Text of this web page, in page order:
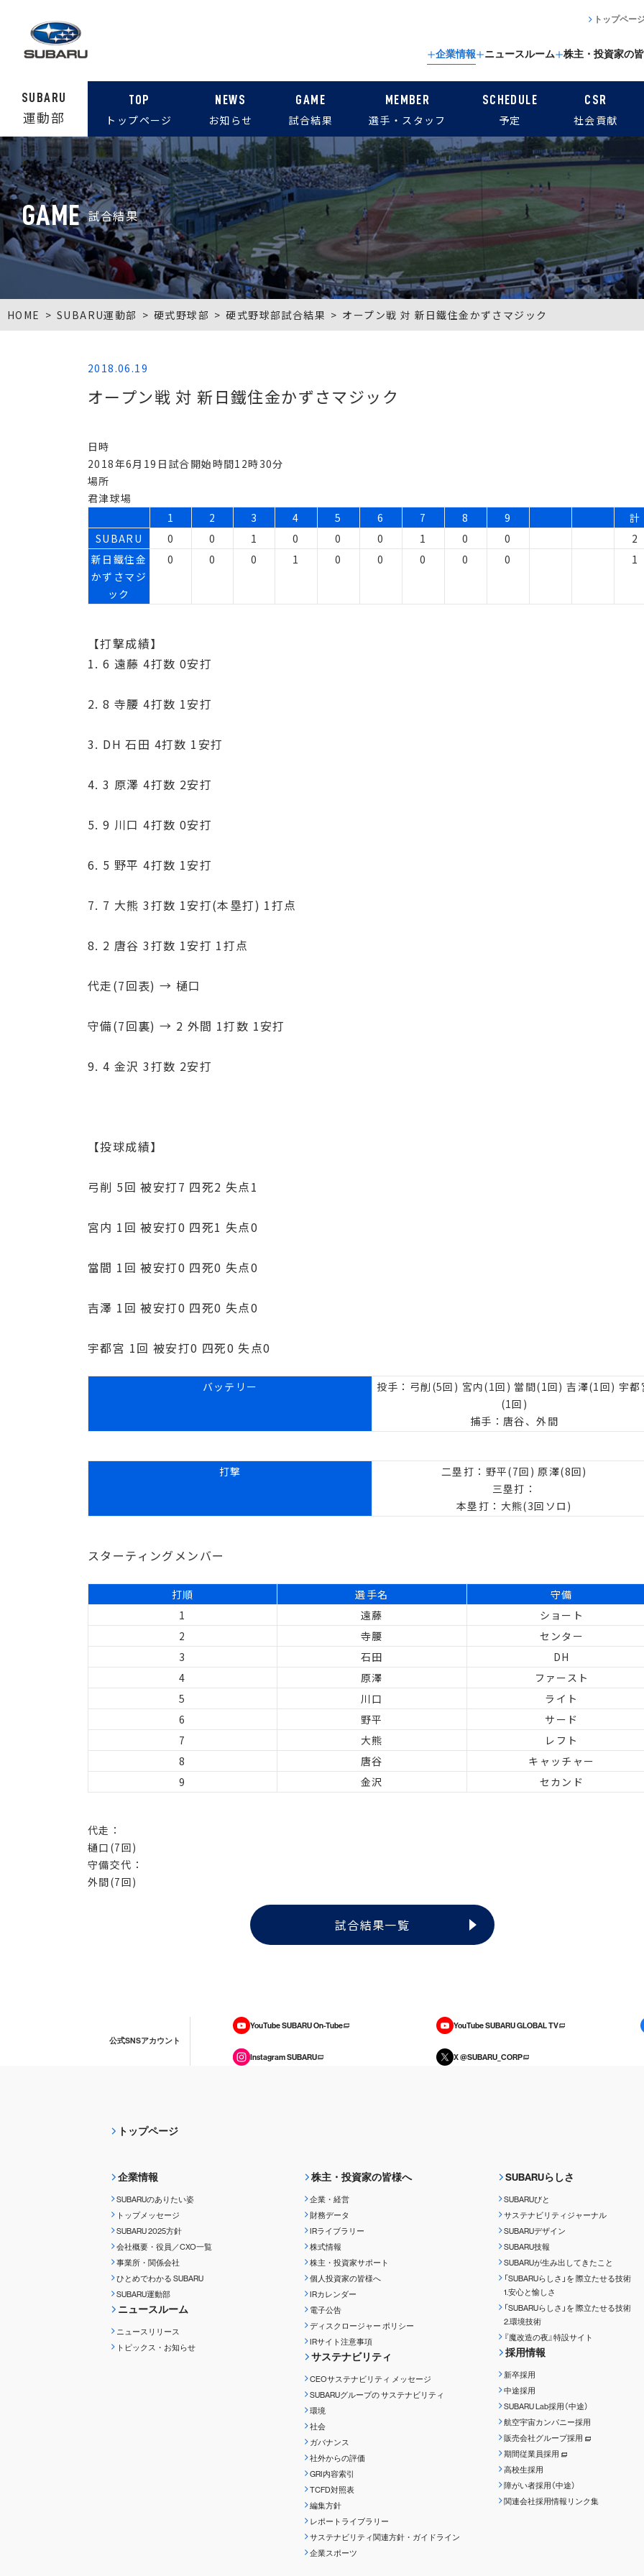
企業情報 ニュースルーム 株主・投資家の
トップペー
SUBARU
運動部
TOP
トップページ
NEWS
お知らせ
GAME
試合結果
MEMBER
選手・スタッフ
SCHEDULE
予定
CSR
社会貢献
GAME 試合結果
HOME SUBARU運動部 硬式野球部 硬式野球部試合結果 オープン戦 対 新日鐵住金かずさマジック
2018.06.19
オープン戦 対 新日鐵住金かずさマジック
日時
2018年6月19日試合開始時間12時30分
場所
君津球場
1
2 3 4 5 6 7 8 9
計
SUBARU
0 0 1 0 0 0 1 0 0
2
新日鐵住金
かずさマジ
ック
0 0 0 1 0 0 0 0 0 1
【打撃成績】
1. 6 遠藤 4打数 0安打
2. 8 寺腰 4打数 1安打
3. DH 石田 4打数 1安打
4. 3 原澤 4打数 2安打
5. 9 川口 4打数 0安打
6. 5 野平 4打数 1安打
7. 7 大熊 3打数 1安打(本塁打) 1打点
8. 2 唐谷 3打数 1安打 1打点
代走(7回表) → 樋口
守備(7回裏) → 2 外間 1打数 1安打
9. 4 金沢 3打数 2安打
【投球成績】
弓削 5回 被安打7 四死2 失点1
宮内 1回 被安打0 四死1 失点0
當間 1回 被安打0 四死0 失点0
吉澤 1回 被安打0 四死0 失点0
宇都宮 1回 被安打0 四死0 失点0
バッテリー
投手：弓削(5回) 宮内(1回) 當間(1回) 吉澤(1回) 宇都
(1回)
捕手：唐谷、外間
打撃
二塁打：野平(7回) 原澤(8回)
三塁打：
本塁打：大熊(3回ソロ)
スターティングメンバー
打順 選手名
守備
1
遠藤
ショート
2
寺腰
センター
3
石田
DH
4
原澤
ファースト
5
川口
ライト
6
野平
サード
7
大熊
レフト
8
唐谷
キャッチャー
9
金沢 セカンド
代走：
樋口(7回)
守備交代：
外間(7回)
試合結果一覧
公式SNSアカウント
YouTube SUBARU On-Tube YouTube SUBARU GLOBAL TV
Instagram SUBARU X @SUBARU_CORP
トップページ
企業情報
SUBARUのありたい姿
トップメッセージ
SUBARU 2025方針
会社概要・役員／CXO一覧
事業所・関係会社
ひとめでわかる SUBARU
SUBARU運動部
ニュースルーム
ニュースリリース
トピックス・お知らせ
株主・投資家の皆様へ
企業・経営
財務データ
IRライブラリー
株式情報
株主・投資家サポート
個人投資家の皆様へ
IRカレンダー
電子公告
ディスクロージャーポリシー
IRサイト注意事項
サステナビリティ
CEOサステナビリティ メッセージ
SUBARUグループのサステナビリティ
環境
社会
ガバナンス
社外からの評価
GRI内容索引
TCFD対照表
編集方針
レポートライブラリー
サステナビリティ関連方針・ガイドライン
企業スポーツ
SUBARUらしさ
SUBARUびと
サステナビリティジャーナル
SUBARUデザイン
SUBARU技報
SUBARUが生み出してきたこと
「SUBARUらしさ」を 際立たせる技術
1.安心と愉しさ
「SUBARUらしさ」を 際立たせる技術
2.環境技術
『魔改造の夜』特設サイト
採用情報
新卒採用
中途採用
SUBARU Lab採用（中途）
航空宇宙カンパニー採用
販売会社グループ採用
期間従業員採用
高校生採用
障がい者採用（中途）
関連会社採用情報リンク集